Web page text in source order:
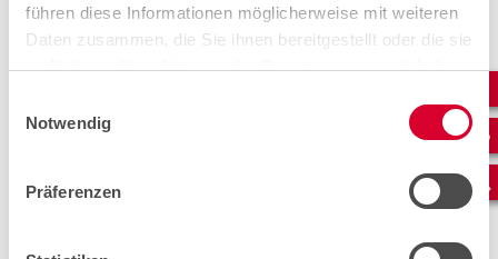
führen diese Informationen möglicherweise mit weiteren
Daten zusammen, die Sie ihnen bereitgestellt oder die sie
im Rahmen Ihrer Nutzung der Dienste gesammelt haben.
Notwendig
Präferenzen
PV-Anlage, Batteriespeicher und Ladesystem
nahtlos integrieren?"
Photovoltaik,Batteriespeicherund
bieten enorme Chancen – wenn
sie optimal aufeinander abgestimmt sind. Wir
lassen. Dabei achten wir auf Wirtschaftlichkeit,
Sie neu starten oder bestehende Anlagen erweitern